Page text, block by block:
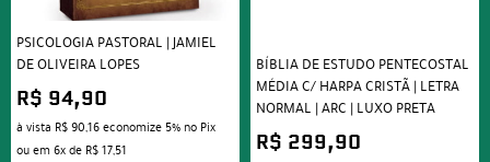
PSICOLOGIA PASTORAL | JAMIEL
DE OLIVEIRA LOPES
R$ 94,90
à vista R$ 90,16economize 5% no Pix
ou em 6xde R$ 17,51
BÍBLIA DE ESTUDO PENTECOSTAL
MÉDIA C/ HARPA CRISTÃ | LETRA
NORMAL | ARC | LUXO PRETA
R$ 299,90